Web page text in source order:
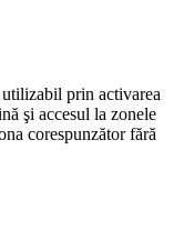
prin activarea
şi accesul la zonele
corespunzător fără